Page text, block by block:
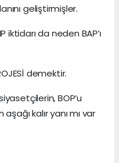
geliştirmişler.
iktidarı da neden BAP’ı
demektir.
BOP’u
kalır yanı mı var